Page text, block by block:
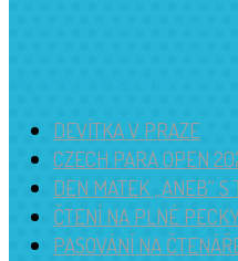
DEVÍTKA V PRAZE
CZECH PARA OPEN
DEN MATEK „ANEB“
ČTENÍ NA PLNÉ
PASOVÁNÍ NA